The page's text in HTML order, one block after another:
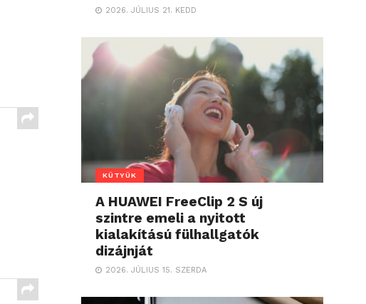
2026. JÚLIUS 21. KEDD
KÜTYÜK
A HUAWEI FreeClip 2 S új
szintre emeli a nyitott
kialakítású fülhallgatók
dizájnját
2026. JÚLIUS 15. SZERDA